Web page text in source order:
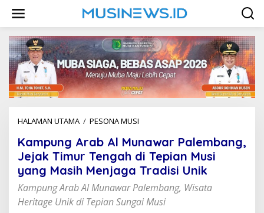
w
HALAMAN UTAMA / PESONA MUSI
m
p
u
n
g
r
Kampung Arab Al Munawar Palembang,
Jejak Timur Tengah di Tepian Musi
yang Masih Menjaga Tradisi Unik
Kampung Arab Al Munawar Palembang, Wisata
Heritage Unik di Tepian Sungai Musi